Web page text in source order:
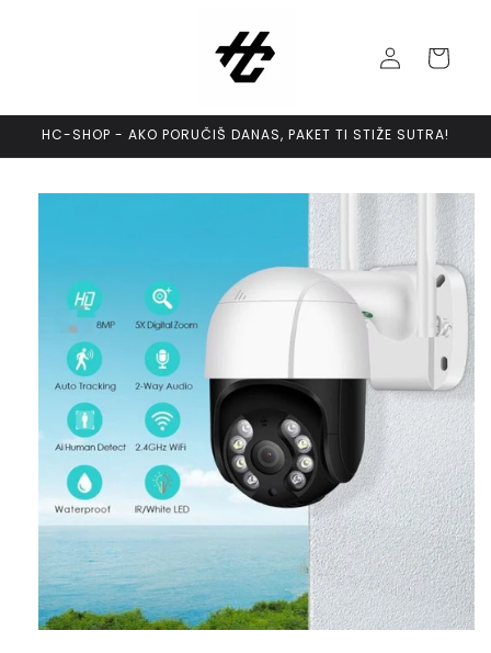
Log
in
Cart
HC-SHOP - AKO PORUČIŠ DANAS, PAKET TI STIŽE SUTRA!
Skip to